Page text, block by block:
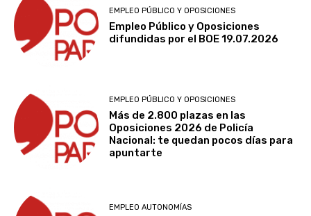
EMPLEO PÚBLICO Y OPOSICIONES
Empleo Público y Oposiciones
difundidas por el BOE 19.07.2026
EMPLEO PÚBLICO Y OPOSICIONES
Más de 2.800 plazas en las
Oposiciones 2026 de Policía
Nacional: te quedan pocos días para
apuntarte
EMPLEO AUTONOMÍAS